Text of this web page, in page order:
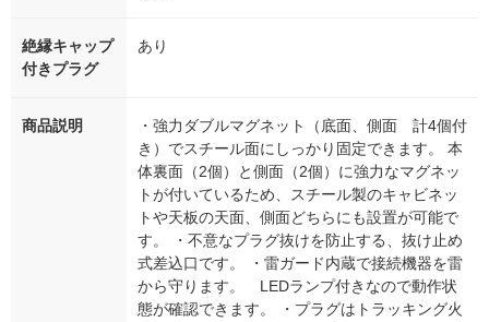
絶縁キャップ
付きプラグ
あり
商品説明
・強力ダブルマグネット（底面、側面 計4個付
き）でスチール面にしっかり固定できます。 本
体裏面（2個）と側面（2個）に強力なマグネッ
トが付いているため、スチール製のキャビネッ
トや天板の天面、側面どちらにも設置が可能で
す。 ・不意なプラグ抜けを防止する、抜け止め
式差込口です。 ・雷ガード内蔵で接続機器を雷
から守ります。 LEDランプ付きなので動作状
態が確認できます。 ・プラグはトラッキング火